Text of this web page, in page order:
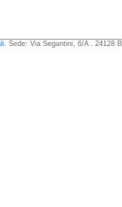
. Sede: Via Segantini, 6/A . 24128